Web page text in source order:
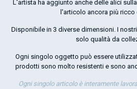
L'artista ha aggiunto anche delle alici
l'articolo ancora più ricco
Disponibile in 3 diverse dimensioni. I
solo qualità da
Ogni singolo oggetto può essere
prodotti sono molto resistenti e sono
Ogni singolo articolo è interamente